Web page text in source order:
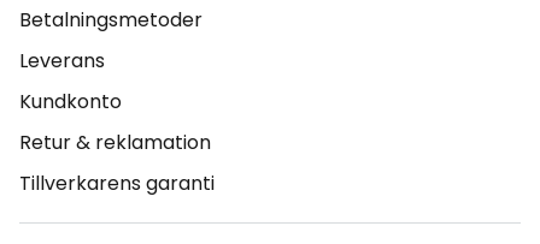
Betalningsmetoder
Leverans
Kundkonto
Retur & reklamation
Tillverkarens garanti